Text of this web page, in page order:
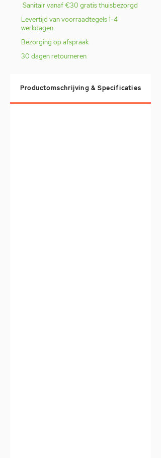
Sanitair vanaf €30 gratis thuisbezorgd
Levertijd van voorraadtegels 1-4
werkdagen
Bezorging op afspraak
30 dagen retourneren
Productomschrijving & Specificaties